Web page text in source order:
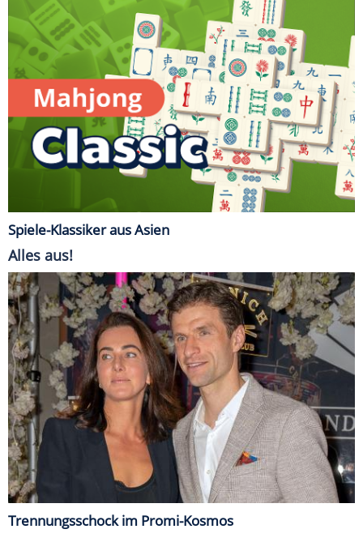
Spiele-Klassiker aus Asien
Alles aus!
Trennungsschock im Promi-Kosmos